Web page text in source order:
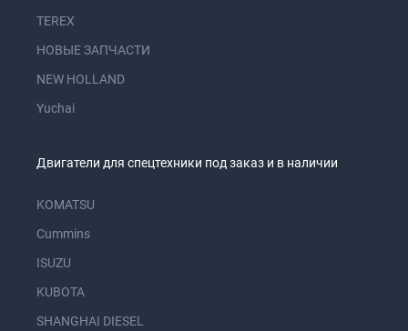
TEREX
НОВЫЕ ЗАПЧАСТИ
NEW HOLLAND
Yuchai
Двигатели для спецтехники под заказ и в наличии
KOMATSU
Cummins
ISUZU
KUBOTA
SHANGHAI DIESEL